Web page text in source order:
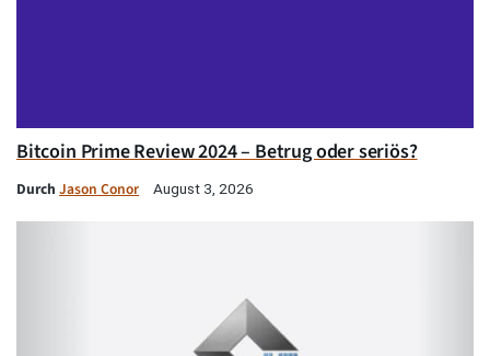
Bitcoin Prime Review 2024 – Betrug oder seriös?
Durch Jason Conor August 3, 2026